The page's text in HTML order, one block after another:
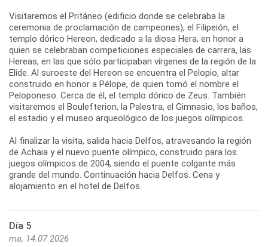
Visitaremos el Pritáneo (edificio donde se celebraba la
ceremonia de proclamación de campeones), el Filipeión, el
templo dórico Hereon, dedicado a la diosa Hera, en honor a
quien se celebraban competiciones especiales de carrera, las
Hereas, en las que sólo participaban vírgenes de la región de la
Elide. Al suroeste del Hereon se encuentra el Pelopio, altar
construido en honor a Pélope, de quien tomó el nombre el
Peloponeso. Cerca de él, el templo dórico de Zeus. También
visitaremos el Boulefterion, la Palestra, el Gimnasio, los baños,
el estadio y el museo arqueológico de los juegos olímpicos.
Al finalizar la visita, salida hacia Delfos, atravesando la región
de Achaia y el nuevo puente olímpico, construido para los
juegos olímpicos de 2004, siendo el puente colgante más
grande del mundo. Continuación hacia Delfos. Cena y
Día 5
ma, 14.07.2026